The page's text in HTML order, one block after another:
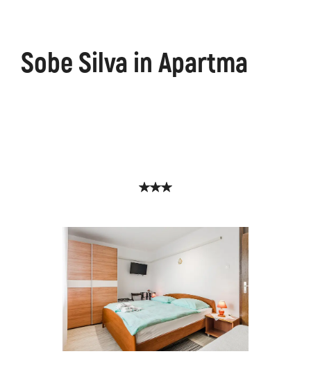
Sobe Silva in Apartma